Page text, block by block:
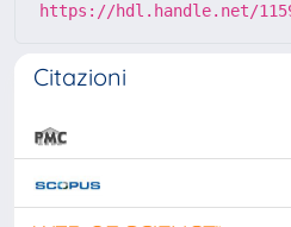
https://hdl.handle.net/
Citazioni